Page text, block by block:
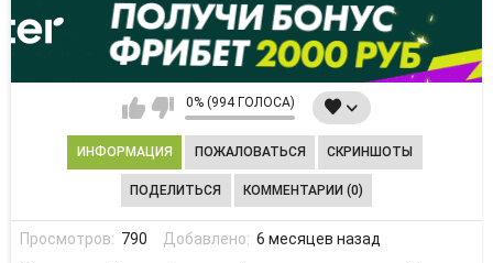
0% (994 ГОЛОСА)
ИНФОРМАЦИЯ ПОЖАЛОВАТЬСЯ СКРИНШОТЫ
ПОДЕЛИТЬСЯ КОММЕНТАРИИ (0)
Просмотров: 790 Добавлено: 6 месяцев назад